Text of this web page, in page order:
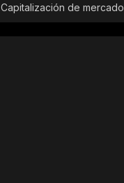
Capitalización de mercado